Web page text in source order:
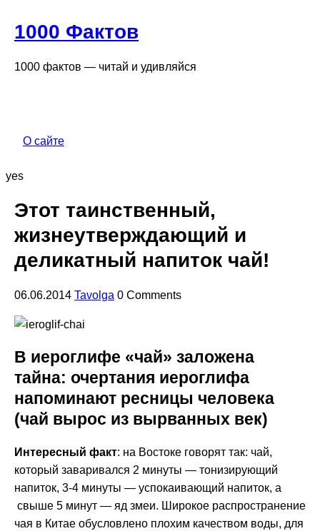
1000 Фактов
1000 фактов — читай и удивляйся
О сайте
yes
Этот таинственный,
жизнеутверждающий и
деликатный напиток чай!
06.06.2014 Tavolga 0 Comments
В иероглифе «чай» заложена
тайна: очертания иероглифа
напоминают ресницы человека
(чай вырос из вырванных век)
Интересный факт: на Востоке говорят так: чай,
который заваривался 2 минуты — тонизирующий
напиток, 3-4 минуты — успокаивающий напиток, а
свыше 5 минут — яд змеи. Широкое распространение
чая в Китае обусловлено плохим качеством воды, для